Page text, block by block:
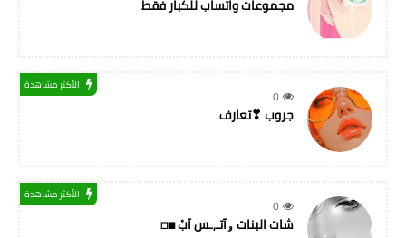
مجموعات واتساب للكبار فقط
0
الأكثر مشاهدة
جروب ❣تعارف
0
الأكثر مشاهدة
شات البنات ۅآتـ,ـس آبْ ◼◻